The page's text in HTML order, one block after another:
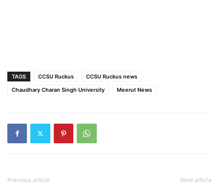
TAGS CCSU Ruckus
CCSU Ruckus news
Chaudhary Charan Singh University
Meerut News
Previous article Next article